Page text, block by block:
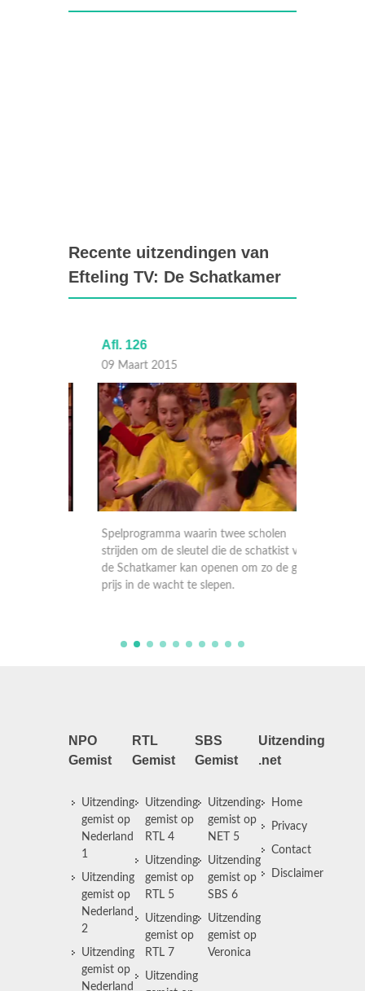
Recente uitzendingen van
Efteling TV: De Schatkamer
Afl. 126
09 Maart 2015
Spelprogramma waarin twee scholen
strijden om de sleutel die de schatkist van
de Schatkamer kan openen om zo de grote
prijs in de wacht te slepen.
NPO
Gemist
Uitzending
gemist op
Nederland
1
Uitzending
gemist op
Nederland
2
Uitzending
gemist op
Nederland
RTL
Gemist
Uitzending
gemist op
RTL 4
Uitzending
gemist op
RTL 5
Uitzending
gemist op
RTL 7
Uitzending
SBS
Gemist
Uitzending
gemist op
NET 5
Uitzending
gemist op
SBS 6
Uitzending
gemist op
Veronica
Uitzending
.net
Home
Privacy
Contact
Disclaimer